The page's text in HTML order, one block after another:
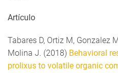
Artículo
Tabares D, Ortiz M, Gonzalez
Molina J. (2018) Behavioral
prolixus to volatile organic